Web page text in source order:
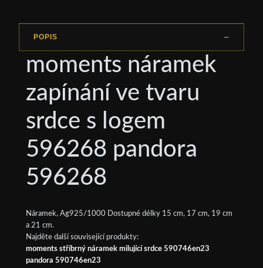
POPIS
moments náramek
zapínání ve tvaru
srdce s logem
596268 pandora
596268
Náramek, Ag925/1000 Dostupné délky 15 cm, 17 cm, 19 cm
a 21 cm.
Najděte další související produkty:
moments stříbrný náramek milující srdce 590746en23
pandora 590746en23